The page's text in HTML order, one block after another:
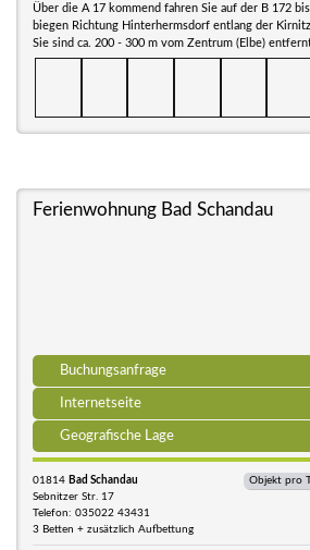
Über die A 17 kommend fahren Sie auf der B 172 bis
biegen Richtung Hinterhermsdorf entlang der
Sie sind ca. 200 - 300 m vom Zentrum (Elbe)
Ferienwohnung Bad Schandau
Buchungsanfrage
Internetseite
Geografische Lage
01814 Bad Schandau
Sebnitzer Str. 17
Telefon: 035022 43431
3 Betten + zusätzlich Aufbettung
Objekt pro